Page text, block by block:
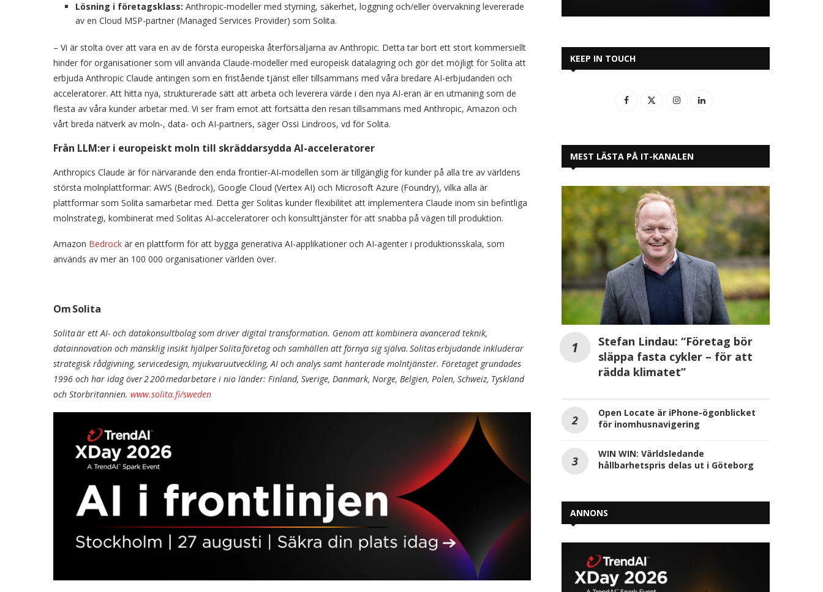
Lösning i företagsklass: Anthropic-modeller med styrning, säkerhet, loggning och/eller övervakning levererade
av en Cloud MSP-partner (Managed Services Provider) som Solita.
– Vi är stolta över att vara en av de första europeiska återförsäljarna av Anthropic. Detta tar bort ett stort kommersiellt
hinder för organisationer som vill använda Claude-modeller med europeisk datalagring och gör det möjligt för Solita att
erbjuda Anthropic Claude antingen som en fristående tjänst eller tillsammans med våra bredare AI-erbjudanden och
acceleratorer. Att hitta nya, strukturerade sätt att arbeta och leverera värde i den nya AI-eran är en utmaning som de
flesta av våra kunder arbetar med. Vi ser fram emot att fortsätta den resan tillsammans med Anthropic, Amazon och
vårt breda nätverk av moln-, data- och AI-partners, säger Ossi Lindroos, vd för Solita.
Från LLM:er i europeiskt moln till skräddarsydda AI-acceleratorer
Anthropics Claude är för närvarande den enda frontier‑AI‑modellen som är tillgänglig för kunder på alla tre av världens
största molnplattformar: AWS (Bedrock), Google Cloud (Vertex AI) och Microsoft Azure (Foundry), vilka alla är
plattformar som Solita samarbetar med. Detta ger Solitas kunder flexibilitet att implementera Claude inom sin befintliga
molnstrategi, kombinerat med Solitas AI-acceleratorer och konsulttjänster för att snabba på vägen till produktion.
Amazon Bedrock är en plattform för att bygga generativa AI-applikationer och AI‑agenter i produktionsskala, som
används av mer än 100 000 organisationer världen över.
OmSolita
Solita är ett AI- och datakonsultbolag som driver digital transformation. Genom att kombinera avancerad teknik,
datainnovation och mänsklig insikt hjälper Solita företag och samhällen att förnya sig själva. Solitas erbjudande inkluderar
strategisk rådgivning, servicedesign, mjukvaruutveckling, AI och analys samt hanterade molntjänster. Företaget grundades
1996 och har idag över 2 200 medarbetare i nio länder: Finland, Sverige, Danmark, Norge, Belgien, Polen, Schweiz, Tyskland
och Storbritannien. www.solita.fi/sweden
KEEP IN TOUCH
MEST LÄSTA PÅ IT-KANALEN
Stefan Lindau: “Företag bör
släppa fasta cykler – för att
rädda klimatet”
Open Locate är iPhone-ögonblicket
för inomhusnavigering
WIN WIN: Världsledande
hållbarhetspris delas ut i Göteborg
ANNONS